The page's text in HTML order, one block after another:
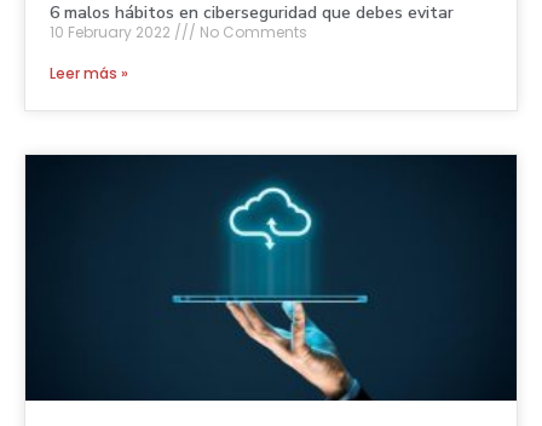
6 malos hábitos en ciberseguridad que debes evitar
10 February 2022
No Comments
Leer más »